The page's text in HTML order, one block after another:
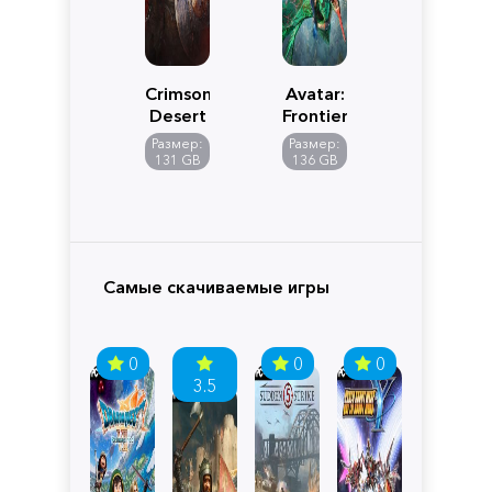
Crimson
Desert
Размер:
131 GB
Avatar:
Frontiers
of
Pandora
Размер:
136 GB
Самые скачиваемые игры
0
3.5
0 0